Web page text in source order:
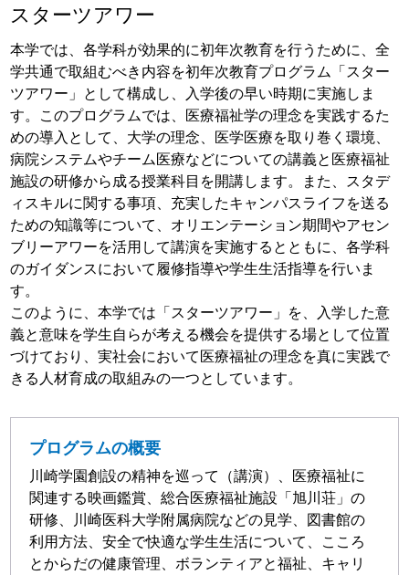
スターツアワー
本学では、各学科が効果的に初年次教育を行うために、全
学共通で取組むべき内容を初年次教育プログラム「スター
ツアワー」として構成し、入学後の早い時期に実施しま
す。このプログラムでは、医療福祉学の理念を実践するた
めの導入として、大学の理念、医学医療を取り巻く環境、
病院システムやチーム医療などについての講義と医療福祉
施設の研修から成る授業科目を開講します。また、スタデ
ィスキルに関する事項、充実したキャンパスライフを送る
ための知識等について、オリエンテーション期間やアセン
ブリーアワーを活用して講演を実施するとともに、各学科
のガイダンスにおいて履修指導や学生生活指導を行いま
す。
このように、本学では「スターツアワー」を、入学した意
義と意味を学生自らが考える機会を提供する場として位置
づけており、実社会において医療福祉の理念を真に実践で
きる人材育成の取組みの一つとしています。
プログラムの概要
川崎学園創設の精神を巡って（講演）、医療福祉に
関連する映画鑑賞、総合医療福祉施設「旭川荘」の
研修、川崎医科大学附属病院などの見学、図書館の
利用方法、安全で快適な学生生活について、こころ
とからだの健康管理、ボランティアと福祉、キャリ